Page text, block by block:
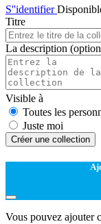
S''identifier
Titre
La description
Visible à
Toutes les
Juste moi
Créer une collection
Vous pouvez ajouter